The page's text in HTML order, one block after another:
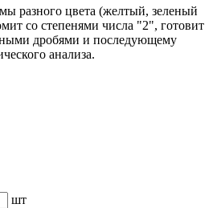
разного цвета (желтый, зеленый
со степенями числа "2", готовит
дробями и последующему
анализа.
шт